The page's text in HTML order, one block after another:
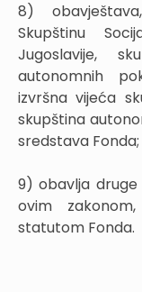
8)
Skupštinu
Jugoslavije,
autonomnih
izvršna vijeća
skupština
sredstava Fonda;
9) obavlja
ovim
statutom Fonda.